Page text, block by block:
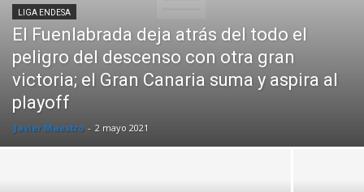
LIGA ENDESA
El Fuenlabrada deja atrás del todo el
peligro del descenso con otra gran
victoria; el Gran Canaria suma y aspira al
playoff
Javier Maestro - 2 mayo 2021